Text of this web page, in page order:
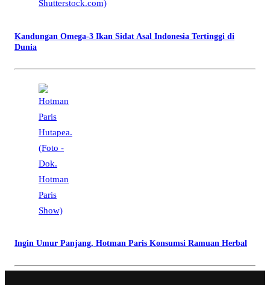
Kandungan Omega-3 Ikan Sidat Asal Indonesia Tertinggi di
Dunia
Ingin Umur Panjang, Hotman Paris Konsumsi Ramuan Herbal